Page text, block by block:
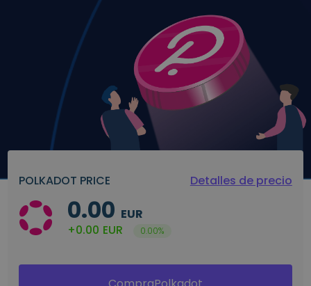
POLKADOT PRICE Detalles de precio
0.00 EUR
+0.00 EUR 0.00%